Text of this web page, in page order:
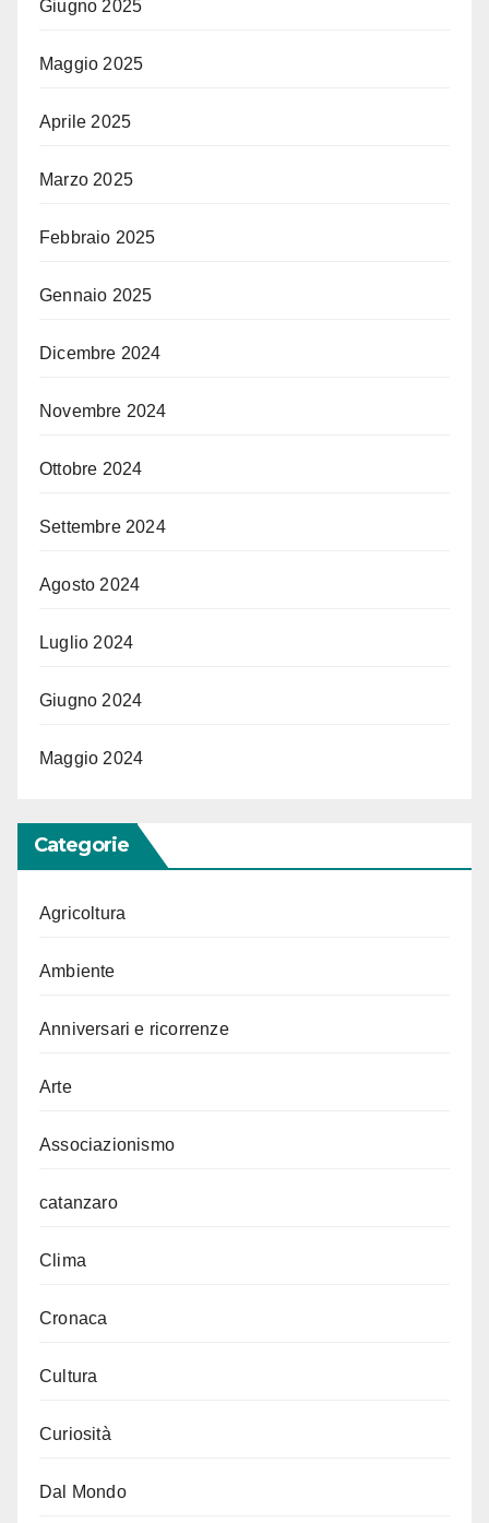
Giugno 2025
Maggio 2025
Aprile 2025
Marzo 2025
Febbraio 2025
Gennaio 2025
Dicembre 2024
Novembre 2024
Ottobre 2024
Settembre 2024
Agosto 2024
Luglio 2024
Giugno 2024
Maggio 2024
Categorie
Agricoltura
Ambiente
Anniversari e ricorrenze
Arte
Associazionismo
catanzaro
Clima
Cronaca
Cultura
Curiosità
Dal Mondo